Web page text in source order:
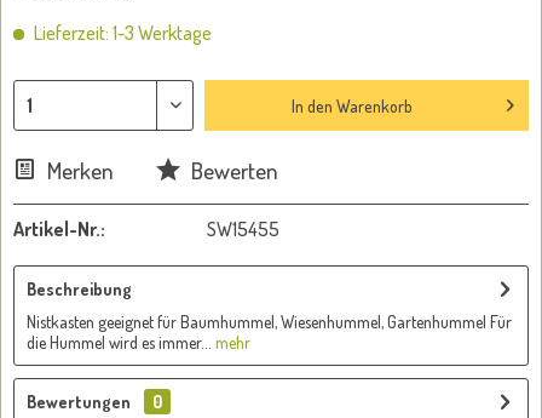
Lieferzeit: 1-3 Werktage
In den Warenkorb
Merken Bewerten
Artikel-Nr.: SW15455
Beschreibung
Nistkasten geeignet für Baumhummel, Wiesenhummel, Gartenhummel Für
die Hummel wird es immer...
mehr
Bewertungen
0